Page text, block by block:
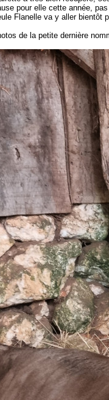
pour elle cette année,
Flanelle va y aller bientôt
de la petite dernière